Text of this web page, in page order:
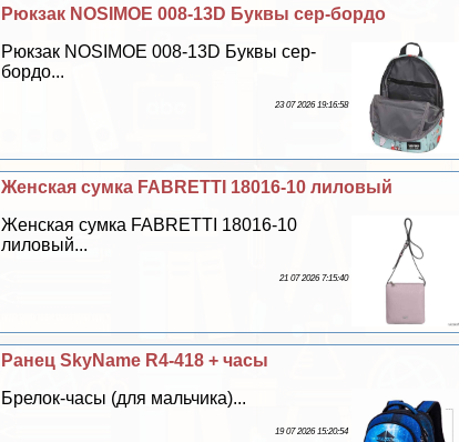
Рюкзак NOSIMOE 008-13D Буквы сер-бордо
Рюкзак NOSIMOE 008-13D Буквы сер-
бордо...
23 07 2026 19:16:58
Женская сумка FABRETTI 18016-10 лиловый
Женская сумка FABRETTI 18016-10
лиловый...
21 07 2026 7:15:40
Ранец SkyName R4-418 + часы
Брелок-часы (для мальчика)...
19 07 2026 15:20:54